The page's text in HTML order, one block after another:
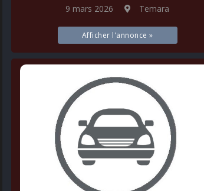
9 mars 2026 Temara
Afficher l'annonce »